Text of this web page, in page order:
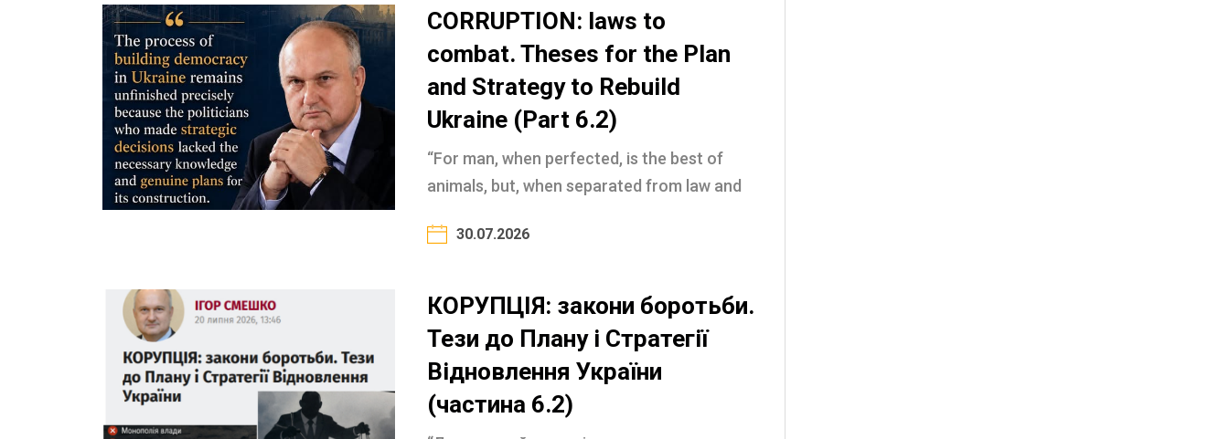
корумпованій ...
CORRUPTION: laws to
combat. Theses for the Plan
and Strategy to Rebuild
Ukraine (Part 6.2)
“For man, when perfected, is the best of
animals, but, when separated from law and
century BC) The nature of corruption and
30.07.2026
КОРУПЦІЯ: закони боротьби.
Тези до Плану і Стратегії
Відновлення України
(частина 6.2)